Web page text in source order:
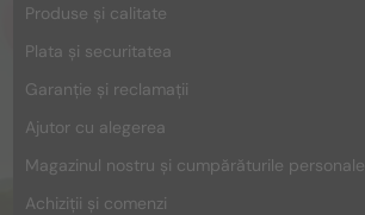
Produse și calitate
Plata și securitatea
Garanție și reclamații
Ajutor cu alegerea
Magazinul nostru și cumpărăturile personale
Achiziții și comenzi